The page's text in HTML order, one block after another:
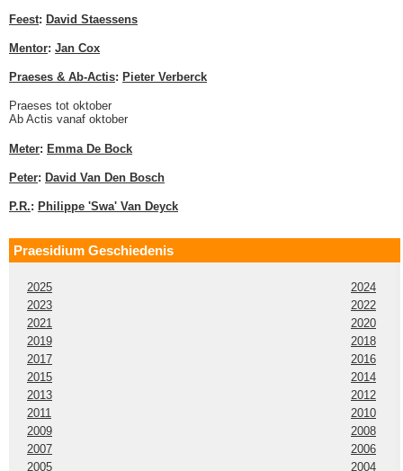
Feest: David Staessens
Mentor: Jan Cox
Praeses & Ab-Actis: Pieter Verberck
Praeses tot oktober
Ab Actis vanaf oktober
Meter: Emma De Bock
Peter: David Van Den Bosch
P.R.: Philippe 'Swa' Van Deyck
Praesidium Geschiedenis
2025
2024
2023
2022
2021
2020
2019
2018
2017
2016
2015
2014
2013
2012
2011
2010
2009
2008
2007
2006
2005
2004